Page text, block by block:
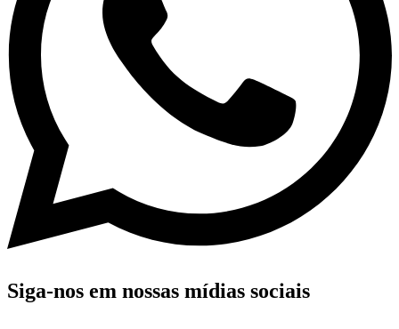
Siga-nos em nossas mídias sociais